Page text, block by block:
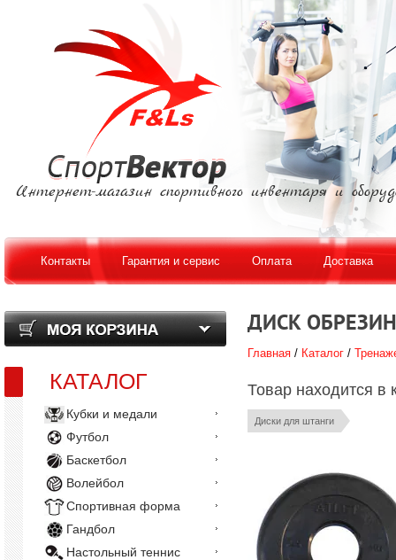
Интернет-магазин спортивного инвентаря и
Контакты Гарантия и сервис Оплата Доставка
ДИСК
Главная/ Каталог/
Товар находится в
Диски для штанги
КАТАЛОГ
Кубки и медали
Футбол
Баскетбол
Волейбол
Спортивная форма
Гандбол
Настольный теннис